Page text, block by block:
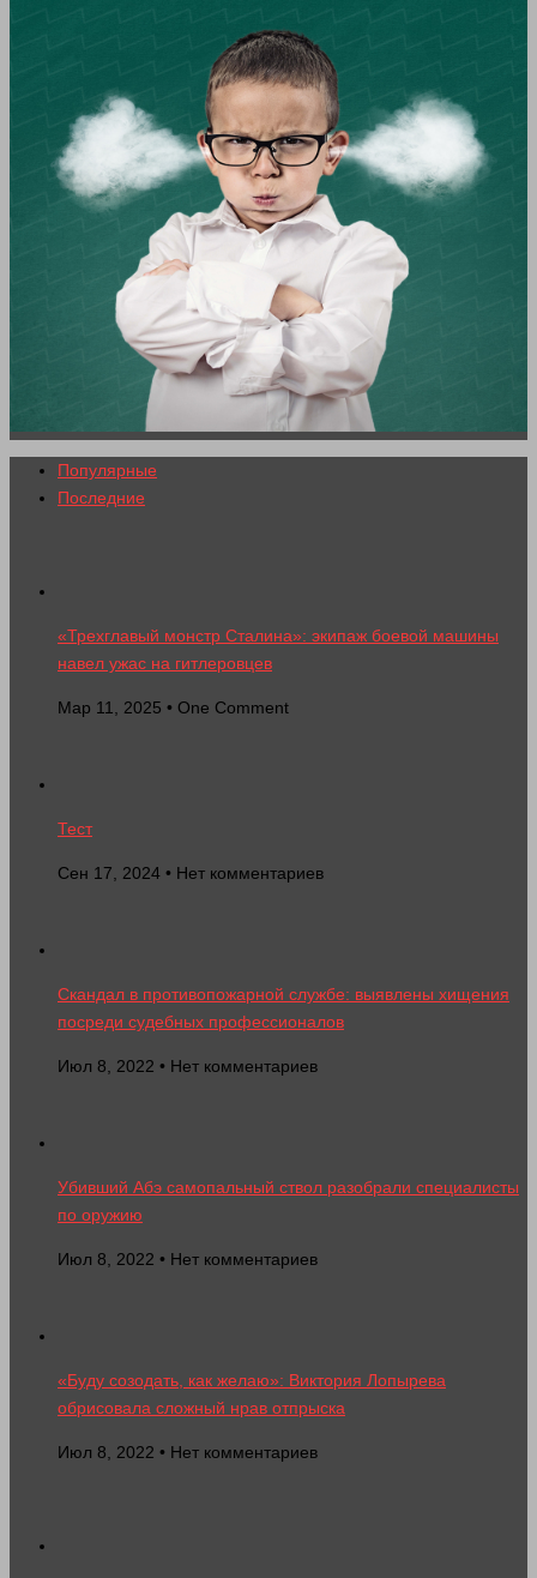
Популярные
Последние
«Трехглавый монстр Сталина»: экипаж боевой машины
навел ужас на гитлеровцев
Мар 11, 2025 • One Comment
Тест
Сен 17, 2024 • Нет комментариев
Скандал в противопожарной службе: выявлены хищения
посреди судебных профессионалов
Июл 8, 2022 • Нет комментариев
Убивший Абэ самопальный ствол разобрали специалисты
по оружию
Июл 8, 2022 • Нет комментариев
«Буду созодать, как желаю»: Виктория Лопырева
обрисовала сложный нрав отпрыска
Июл 8, 2022 • Нет комментариев